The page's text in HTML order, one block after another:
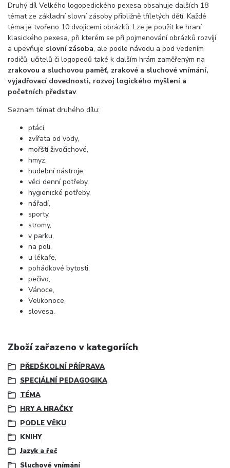
Druhý díl Velkého logopedického pexesa obsahuje dalších 18
témat ze základní slovní zásoby přibližně tříletých dětí. Každé
téma je tvořeno 10 dvojicemi obrázků. Lze je použít ke hraní
klasického pexesa, při kterém se při pojmenování obrázků rozvíjí
a upevňuje slovní zásoba, ale podle návodu a pod vedením
rodičů, učitelů či logopedů také k dalším hrám zaměřeným na
zrakovou a sluchovou paměť, zrakové a sluchové vnímání,
vyjadřovací dovednosti, rozvoj logického myšlení a
početních představ.
Seznam témat druhého dílu:
ptáci,
zvířata od vody,
mořští živočichové,
hmyz,
hudební nástroje,
věci denní potřeby,
hygienické potřeby,
nářadí,
sporty,
stromy,
v parku,
na poli,
u lékaře,
pohádkové bytosti,
pečivo,
Vánoce,
Velikonoce,
slovesa.
Zboží zařazeno v kategoriích
PŘEDŠKOLNÍ PŘÍPRAVA
SPECIÁLNÍ PEDAGOGIKA
TÉMA
HRY A HRAČKY
PODLE VĚKU
KNIHY
Jazyk a řeč
Sluchové vnímání